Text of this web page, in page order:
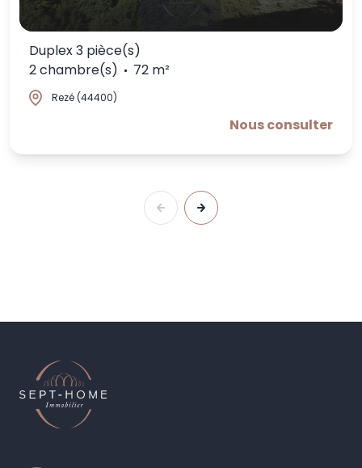
Duplex 3 pièce(s)
2 chambre(s)
72 m²
Rezé (44400)
Nous consulter